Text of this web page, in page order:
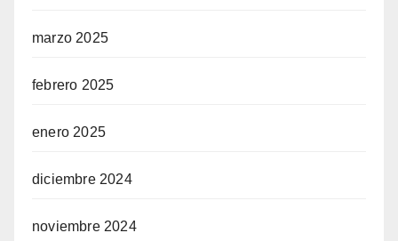
marzo 2025
febrero 2025
enero 2025
diciembre 2024
noviembre 2024